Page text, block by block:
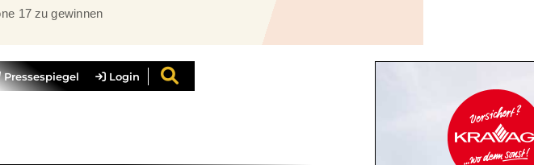
Pressespiegel Login